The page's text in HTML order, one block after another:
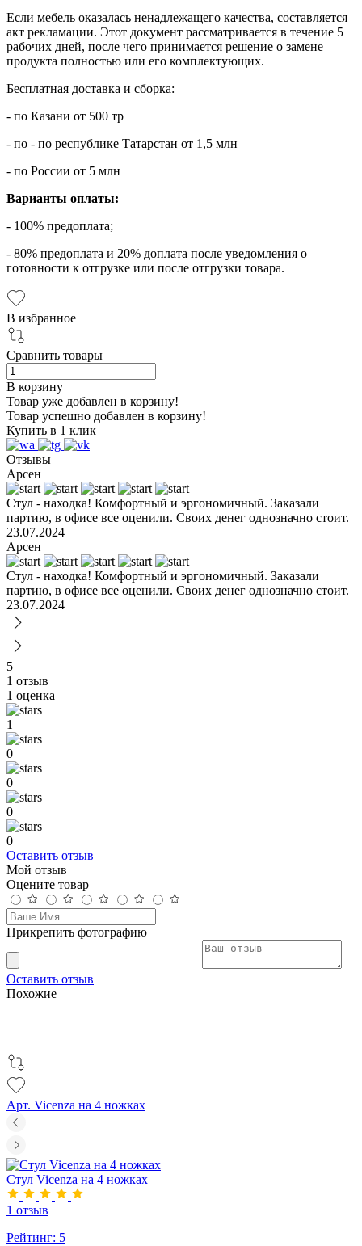
Если мебель оказалась ненадлежащего качества, составляется
акт рекламации. Этот документ рассматривается в течение 5
рабочих дней, после чего принимается решение о замене
продукта полностью или его комплектующих.
Бесплатная доставка и сборка:
- по Казани от 500 тр
- по - по республике Татарстан от 1,5 млн
- по России от 5 млн
Варианты оплаты:
- 100% предоплата;
- 80% предоплата и 20% доплата после уведомления о
готовности к отгрузке или после отгрузки товара.
В избранное
Сравнить товары
В корзину
Товар уже добавлен в корзину!
Товар успешно добавлен в корзину!
Купить в 1 клик
Отзывы
Арсен
Стул - находка! Комфортный и эргономичный. Заказали
партию, в офисе все оценили. Своих денег однозначно стоит.
23.07.2024
Арсен
Стул - находка! Комфортный и эргономичный. Заказали
партию, в офисе все оценили. Своих денег однозначно стоит.
23.07.2024
5
1 отзыв
1 оценка
1
0
0
0
0
Оставить отзыв
Мой отзыв
Оцените товар
Прикрепить фотографию
Оставить отзыв
Похожие
Арт. Vicenza на 4 ножках
Стул Vicenza на 4 ножках
1 отзыв
Рейтинг: 5